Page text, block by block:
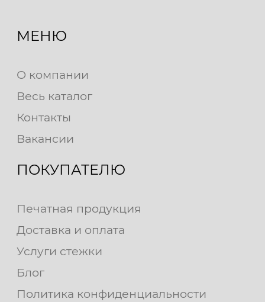
МЕНЮ
О компании
Весь каталог
Контакты
Вакансии
ПОКУПАТЕЛЮ
Печатная продукция
Доставка и оплата
Услуги стежки
Блог
Политика конфиденциальности